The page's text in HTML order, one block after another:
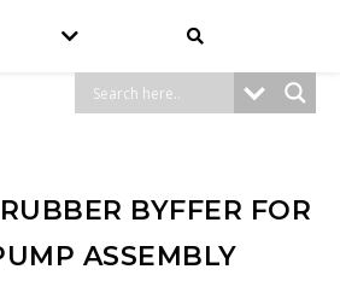
BYFFER FOR
ASSEMBLY